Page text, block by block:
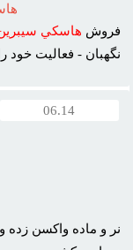
فروش هاسکي
نگهبان - فعاليت خود
06.14
نر و ماده واکسن زده